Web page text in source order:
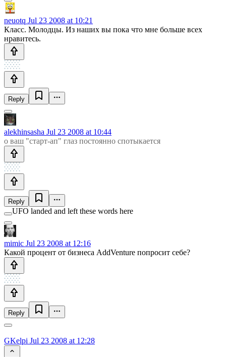
neuotq Jul 23 2008 at 10:21
Класс. Молодцы. Из наших вы пока что мне больше всех
нравитесь.
Reply
alekhinsasha Jul 23 2008 at 10:44
о ваш "старт-ап" глаз постоянно спотыкается
Reply
UFO landed and left these words here
mimic Jul 23 2008 at 12:16
Какой процент от бизнеса AddVenture попросит себе?
Reply
GKelpi Jul 23 2008 at 12:28